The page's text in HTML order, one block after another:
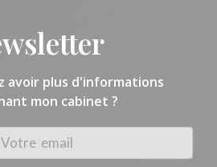
avoir plus d'informations
mon cabinet ?